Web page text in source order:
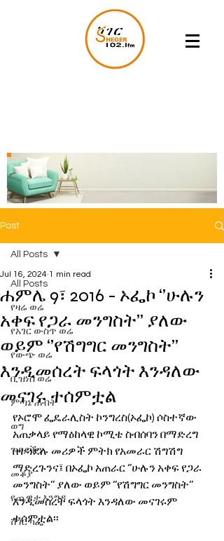
Post
All Posts
የዛሬ ወሬ
የአገር ውስጥ ወሬ
የውጭ ወሬ
ቢዝነስ ወሬ
ምጣኔ ሐብት
ወግ
ጉዳያችን
መቆያ
የጨዋታ እንግዳ
ሸገር ካፌ
All Posts
ሐምሌ 9፣ 2016 - ኦፌኮ ‘’ሁሉን
አቀፍ የጋራ መንግስት’’ ያለው
ወይም ‘’የሽግግር መንግስት’’
እንዲመሰረት ፍላጎት እንዳለው
መናገሩ ተሰምቷል
Jul 16, 2024 1 min read
የኦሮሞ ፌዴራሊስት ኮንግረስ(ኦፌኮ) ሶስተኛው
አጠቃላይ የማዕከላዊ ኮሚቴ ስብሰባን በማድረግ
በተጓደሉ መሪዎች ምትክ የአመራር ሽግሽግ
ማድረጉንና፤ በኦፌኮ አጠራር ‘’ሁሉን አቀፍ የጋራ
መንግስት’’ ያለው ወይም ‘’የሽግግር መንግስት’’
እንዲመሰረት ፍላጎት እንዳለው መናገሩም
ተሰምቷል፡፡